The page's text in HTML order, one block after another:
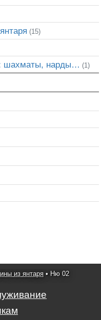
(15)
шахматы, нарды… (1)
из янтаря • Ню 02